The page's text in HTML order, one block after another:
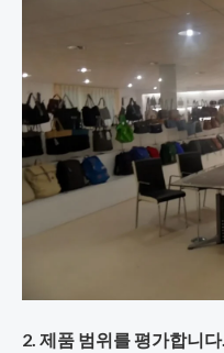
2. 제품 범위를 평가합니다.